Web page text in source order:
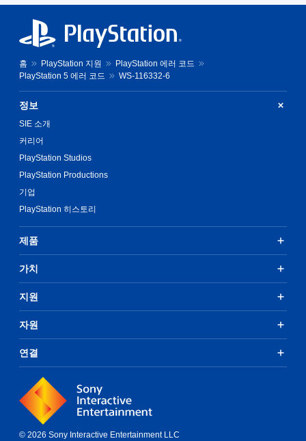
홈 PlayStation 지원
PlayStation 에러 코드
PlayStation 5 에러 코드
WS-116332-6
정보
SIE 소개
커리어
PlayStation Studios
PlayStation Productions
기업
PlayStation 히스토리
제품
가치
지원
자원
연결
© 2026 Sony Interactive Entertainment LLC